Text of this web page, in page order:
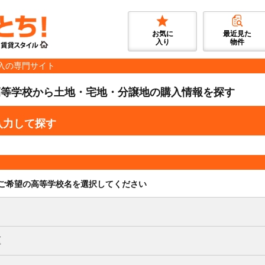
お気に
入り
最近見た
物件
の専門サイト
学校から土地・宅地・分譲地の購入情報を探す
して探す
希望の高等学校名を選択してください